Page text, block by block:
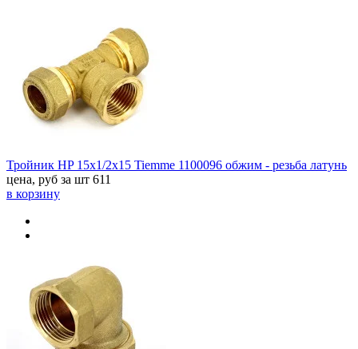
Тройник HP 15x1/2x15 Tiemme 1100096 обжим - резьба латунь
цена, руб за шт 611
в корзину